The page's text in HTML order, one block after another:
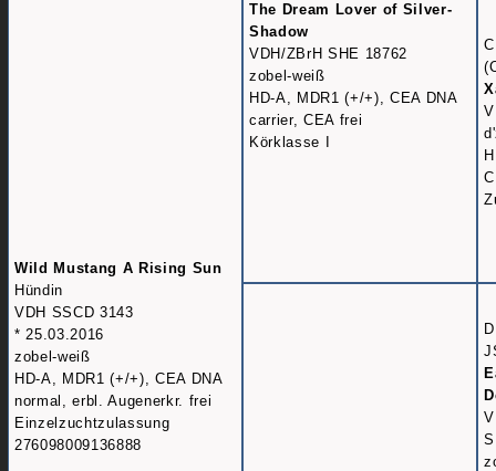
Wild Mustang A Rising Sun
Hündin
VDH SSCD 3143
* 25.03.2016
zobel-weiß
HD-A, MDR1 (+/+), CEA DNA
normal, erbl. Augenerkr. frei
Einzelzuchtzulassung
276098009136888
The Dream Lover of Silver-
Shadow
VDH/ZBrH SHE 18762
zobel-weiß
HD-A, MDR1 (+/+), CEA DNA
carrier, CEA frei
Körklasse I